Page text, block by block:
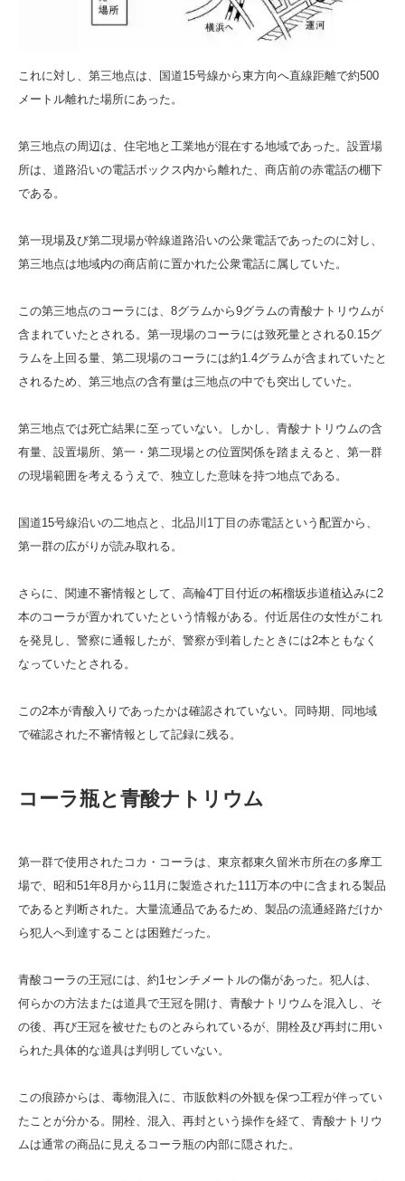
これに対し、第三地点は、国道15号線から東方向へ直線距離で約500
メートル離れた場所にあった。
第三地点の周辺は、住宅地と工業地が混在する地域であった。設置場
所は、道路沿いの電話ボックス内から離れた、商店前の赤電話の棚下
である。
第一現場及び第二現場が幹線道路沿いの公衆電話であったのに対し、
第三地点は地域内の商店前に置かれた公衆電話に属していた。
この第三地点のコーラには、8グラムから9グラムの青酸ナトリウムが
含まれていたとされる。第一現場のコーラには致死量とされる0.15グ
ラムを上回る量、第二現場のコーラには約1.4グラムが含まれていたと
されるため、第三地点の含有量は三地点の中でも突出していた。
第三地点では死亡結果に至っていない。しかし、青酸ナトリウムの含
有量、設置場所、第一・第二現場との位置関係を踏まえると、第一群
の現場範囲を考えるうえで、独立した意味を持つ地点である。
国道15号線沿いの二地点と、北品川1丁目の赤電話という配置から、
第一群の広がりが読み取れる。
さらに、関連不審情報として、高輪4丁目付近の柘榴坂歩道植込みに2
本のコーラが置かれていたという情報がある。付近居住の女性がこれ
を発見し、警察に通報したが、警察が到着したときには2本ともなく
なっていたとされる。
この2本が青酸入りであったかは確認されていない。同時期、同地域
で確認された不審情報として記録に残る。
コーラ瓶と青酸ナトリウム
第一群で使用されたコカ・コーラは、東京都東久留米市所在の多摩工
場で、昭和51年8月から11月に製造された111万本の中に含まれる製品
であると判断された。大量流通品であるため、製品の流通経路だけか
ら犯人へ到達することは困難だった。
青酸コーラの王冠には、約1センチメートルの傷があった。犯人は、
何らかの方法または道具で王冠を開け、青酸ナトリウムを混入し、そ
の後、再び王冠を被せたものとみられているが、開栓及び再封に用い
られた具体的な道具は判明していない。
この痕跡からは、毒物混入に、市販飲料の外観を保つ工程が伴ってい
たことが分かる。開栓、混入、再封という操作を経て、青酸ナトリウ
ムは通常の商品に見えるコーラ瓶の内部に隠された。